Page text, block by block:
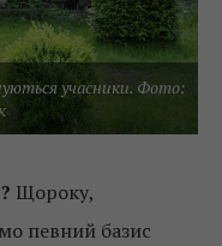
учасники. Фото:
Щороку,
певний базис